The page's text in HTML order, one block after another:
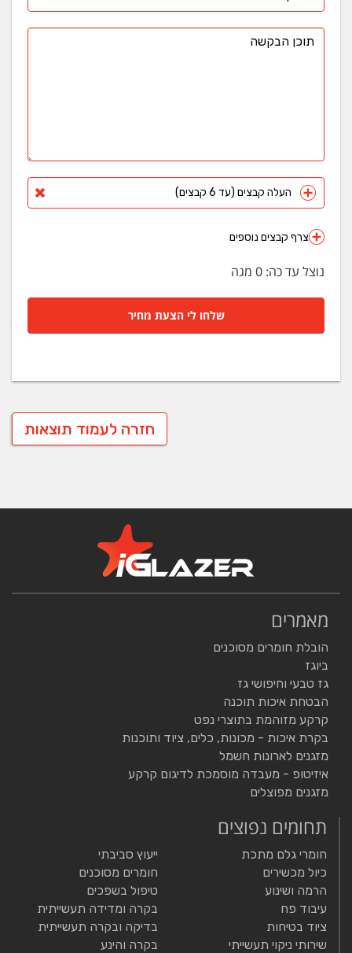
העלה קבצים (עד 6 קבצים)
צרף קבצים נוספים
נוצל עד כה: 0 מגה
שלחו לי הצעת מחיר
חזרה לעמוד תוצאות
מאמרים
הובלת חומרים מסוכנים
ביוגז
גז טבעי וחיפושי גז
הבטחת איכות תוכנה
קרקע מזוהמת בתוצרי נפט
בקרת איכות - מכונות, כלים, ציוד ותוכנות
מזגנים לארונות חשמל
איזיטופ - מעבדה מוסמכת לדיגום קרקע
מזגנים מפוצלים
תחומים נפוצים
חומרי גלם מתכת
כיול מכשירים
הרמה ושינוע
עיבוד פח
ציוד בטיחות
שירותי ניקוי תעשייתי
ייעוץ סביבתי
חומרים מסוכנים
טיפול בשפכים
בקרה ומדידה תעשייתית
בדיקה ובקרה תעשייתית
בקרה והינע